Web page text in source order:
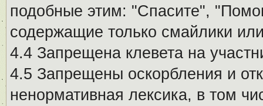
подобные этим: "Спасите",
содержащие только смайлики
4.4 Запрещена клевета на
4.5 Запрещены оскорбления и
ненормативная лексика, в том